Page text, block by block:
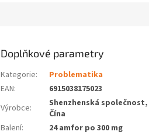
Doplňkové parametry
Kategorie:
Problematika
EAN:
6915038175023
Výrobce:
Shenzhenská společnost,
Čína
Balení:
24 amfor po 300 mg